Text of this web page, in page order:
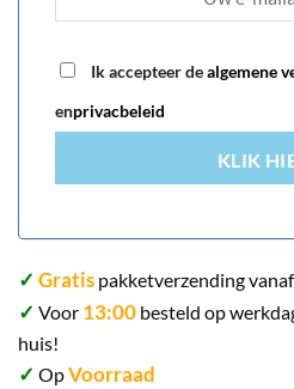
Ik accepteer dealgemene
enprivacbeleid
KLIK
✓ Gratis pakketverzending
✓ Voor 13:00 besteld op
huis!
✓ OpVoorraad